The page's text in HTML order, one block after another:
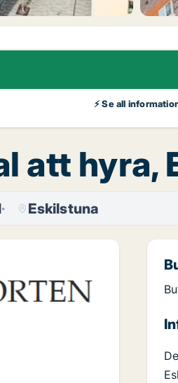
⚡ Se all
att hyra,
Eskilstuna